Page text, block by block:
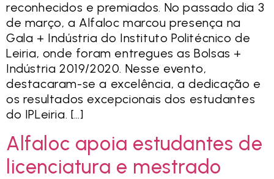
reconhecidos e premiados. No passado dia 3
de março, a Alfaloc marcou presença na
Gala + Indústria do Instituto Politécnico de
Leiria, onde foram entregues as Bolsas +
Indústria 2019/2020. Nesse evento,
destacaram-se a excelência, a dedicação e
os resultados excepcionais dos estudantes
do IPLeiria. […]
Alfaloc apoia estudantes de
licenciatura e mestrado